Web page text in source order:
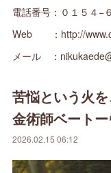
電話番号：０１５４−
Web ：http://
メール ：
苦悩という火
金術師ベート
2026.02.15 06:12